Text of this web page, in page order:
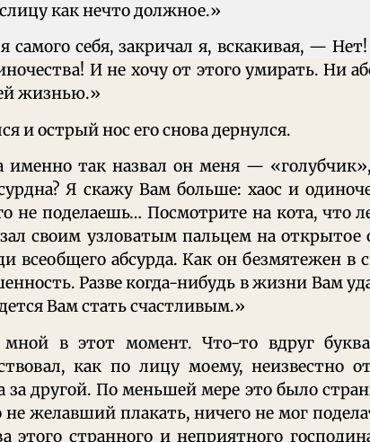
как нечто должное.»
себя, закричал я, вскакивая, —
И не хочу от этого умирать. Ни
жизнью.»
и острый нос его снова дернулся.
именно так назвал он меня —
Я скажу Вам больше: хаос и
не поделаешь… Посмотрите на кота, что
своим узловатым пальцем на открытое
всеобщего абсурда. Как он безмятежен в
Разве когда-нибудь в жизни Вам
Вам стать счастливым.»
в этот момент. Что-то вдруг
как по лицу моему, неизвестно
за другой. По меньшей мере это было
желавший плакать, ничего не мог
этого странного и неприятного